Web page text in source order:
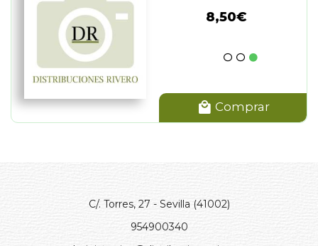
8,50€
Comprar
C/. Torres, 27 - Sevilla (41002)
954900340